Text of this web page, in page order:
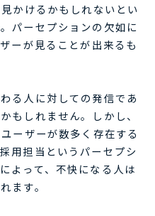
かけるかもしれないとい
パーセプションの欠如に
ーが見ることが出来るも
る人に対しての発信であ
もしれません。しかし、
ーザーが数多く存在する
用担当というパーセプシ
よって、不快になる人は
ます。